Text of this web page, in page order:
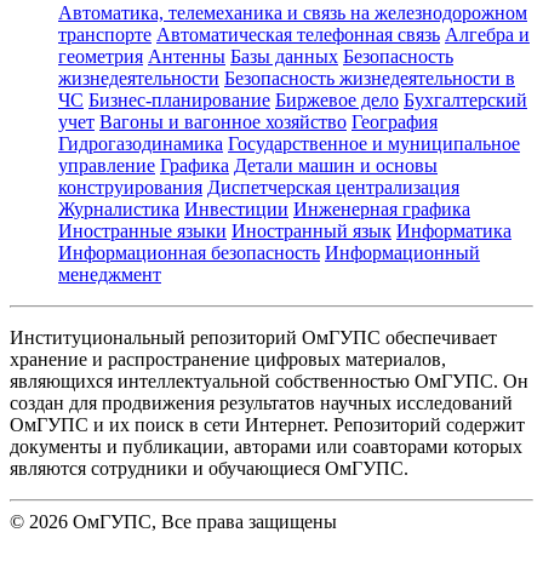
Автоматика, телемеханика и связь на железнодорожном
транспорте Автоматическая телефонная связь Алгебра и
геометрия Антенны Базы данных Безопасность
жизнедеятельности Безопасность жизнедеятельности в
ЧС Бизнес-планирование Биржевое дело Бухгалтерский
учет Вагоны и вагонное хозяйство География
Гидрогазодинамика Государственное и муниципальное
управление Графика Детали машин и основы
конструирования Диспетчерская централизация
Журналистика Инвестиции Инженерная графика
Иностранные языки Иностранный язык Информатика
Информационная безопасность Информационный
менеджмент
Институциональный репозиторий ОмГУПС обеспечивает
хранение и распространение цифровых материалов,
являющихся интеллектуальной собственностью ОмГУПС. Он
создан для продвижения результатов научных исследований
ОмГУПС и их поиск в сети Интернет. Репозиторий содержит
документы и публикации, авторами или соавторами которых
являются сотрудники и обучающиеся ОмГУПС.
© 2026 ОмГУПС, Все права защищены